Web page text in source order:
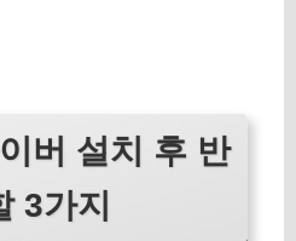
버 설치 후 반
3가지